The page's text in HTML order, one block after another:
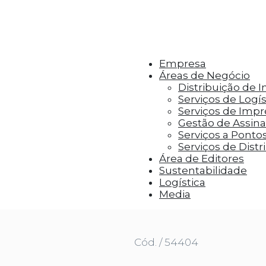
aos visitantes anúncios personalizados com
Empresa
Áreas de Negócio
Distribuição de
Serviços de
Serviços de
Gestão de
Serviços a
Serviços de
Área de Editores
Sustentabilidade
Logística
Media
Cód. / 54404